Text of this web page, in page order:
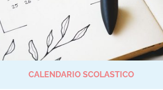
CALENDARIO SCOLASTICO